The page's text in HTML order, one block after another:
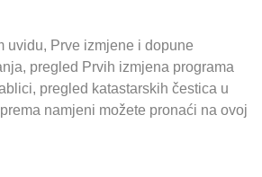
uvidu, Prve izmjene i dopune
pregled Prvih izmjena programa
pregled katastarskih čestica u
namjeni možete pronaći na ovoj